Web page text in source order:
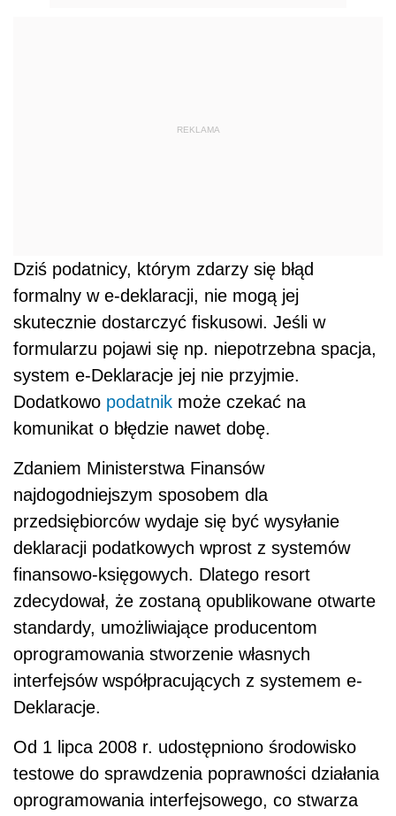
REKLAMA
Dziś podatnicy, którym zdarzy się błąd
formalny w e-deklaracji, nie mogą jej
skutecznie dostarczyć fiskusowi. Jeśli w
formularzu pojawi się np. niepotrzebna spacja,
system e-Deklaracje jej nie przyjmie.
Dodatkowo podatnik może czekać na
komunikat o błędzie nawet dobę.
Zdaniem Ministerstwa Finansów
najdogodniejszym sposobem dla
przedsiębiorców wydaje się być wysyłanie
deklaracji podatkowych wprost z systemów
finansowo-księgowych. Dlatego resort
zdecydował, że zostaną opublikowane otwarte
standardy, umożliwiające producentom
oprogramowania stworzenie własnych
interfejsów współpracujących z systemem e-
Deklaracje.
Od 1 lipca 2008 r. udostępniono środowisko
testowe do sprawdzenia poprawności działania
oprogramowania interfejsowego, co stwarza